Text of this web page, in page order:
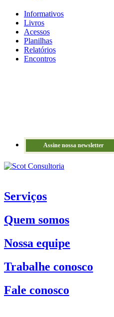
Informativos
Livros
Acessos
Planilhas
Relatórios
Encontros
Assine nossa newsletter
Serviços
Quem somos
Nossa equipe
Trabalhe conosco
Fale conosco